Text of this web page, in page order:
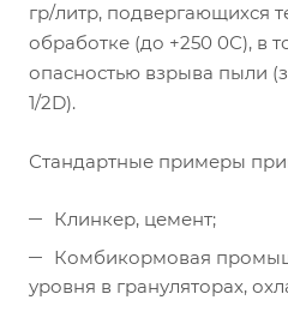
гр/литр, подвергающихся
обработке (до +250 0С), в
опасностью взрыва пыли
1/2D).
Стандартные примеры
Клинкер, цемент;
Комбикормовая
уровня в грануляторах,